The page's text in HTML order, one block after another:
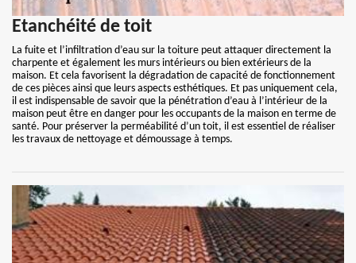
Etanchéité de toit
La fuite et l’infiltration d’eau sur la toiture peut attaquer directement la
charpente et également les murs intérieurs ou bien extérieurs de la
maison. Et cela favorisent la dégradation de capacité de fonctionnement
de ces pièces ainsi que leurs aspects esthétiques. Et pas uniquement cela,
il est indispensable de savoir que la pénétration d’eau à l’intérieur de la
maison peut être en danger pour les occupants de la maison en terme de
santé. Pour préserver la perméabilité d’un toit, il est essentiel de réaliser
les travaux de nettoyage et démoussage à temps.